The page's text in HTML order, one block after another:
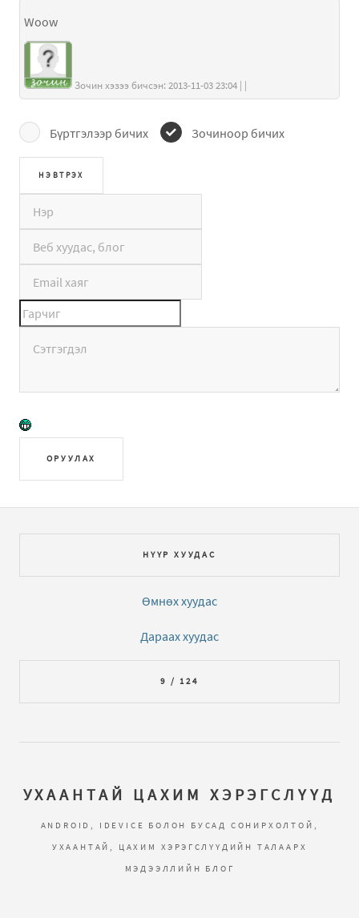
Woow
Зочин хэзээ бичсэн: 2013-11-03 23:04 | |
Бүртгэлээр бичих Зочиноор бичих
ОРУУЛАХ
НҮҮР ХУУДАС
Өмнөх хуудас
Дараах хуудас
9 / 124
УХААНТАЙ ЦАХИМ ХЭРЭГСЛҮҮД
ANDROID, IDEVICE БОЛОН БУСАД СОНИРХОЛТОЙ,
УХААНТАЙ, ЦАХИМ ХЭРЭГСЛҮҮДИЙН ТАЛААРХ
МЭДЭЭЛЛИЙН БЛОГ